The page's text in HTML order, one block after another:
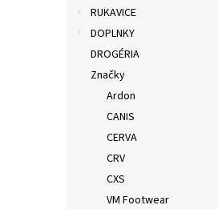
RUKAVICE
DOPLNKY
DROGÉRIA
Značky
Ardon
CANIS
CERVA
CRV
CXS
VM Footwear